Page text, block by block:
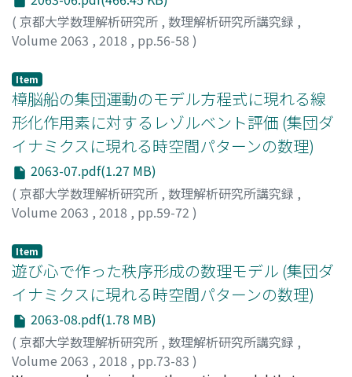
デルを用いてこれらの運動モードが再現できることを示
す. さらに再現された運動モードはある種の堅牢性
(robustness)を持つことを示す.
( 京都大学数理解析研究所 , 数理解析研究所講究録 ,
Volume 2063 , 2018 , pp.56-58 )
Item
樟脳船の集団運動のモデル方程式に現れる線
形化作用素に対するレゾルベント評価 (集団ダ
イナミクスに現れる時空間パターンの数理)
2063-07.pdf(1.27 MB)
( 京都大学数理解析研究所 , 数理解析研究所講究録 ,
Volume 2063 , 2018 , pp.59-72 )
ダ, コウタ
Item
遊び心で作った秩序形成の数理モデル (集団ダ
イナミクスに現れる時空間パターンの数理)
2063-08.pdf(1.78 MB)
( 京都大学数理解析研究所 , 数理解析研究所講究録 ,
Volume 2063 , 2018 , pp.73-83 )